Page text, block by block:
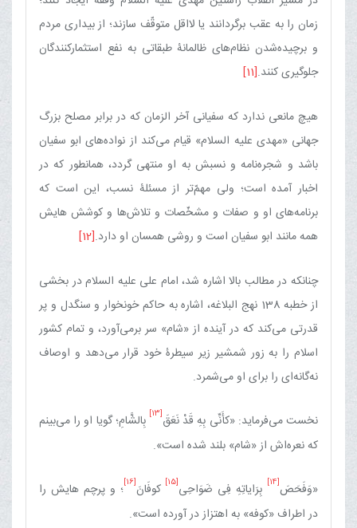
زمان را به عقب برگردانند یا لااقل متوقّف سازند؛ از بیداری مردم
و برچیده‌شدن نظام‌های ظالمانۀ طبقاتی به نفع استثمارکنندگان
جلوگیری کنند.[11]
هیچ مانعی ندارد که سفیانی آخر الزمان که در برابر مصلح بزرگ
جهانی «مهدی علیه السلام» قیام می‌کند از نواده‌های ابو سفیان
باشد و شجره‌نامه و نسبش به او منتهی گردد، همانطور که در
اخبار آمده است؛ ولی مهمّ‌تر از مسئلۀ نسب، این است که
برنامه‌های او و صفات و مشخّصات و تلاش‌ها و کوشش هایش
همه مانند ابو سفیان است و روشی همسان او دارد.[12]
چنانکه در مطالب بالا اشاره شد، امام علی علیه السلام در بخشی
از خطبه 138 نهج البلاغه، اشاره به حاکم خونخوار و سنگدل و پر
قدرتی می‌کند که در آینده از «شام» سر برمی‌آورد، و تمام کشور
اسلام را به زور شمشیر زیر سیطرۀ خود قرار می‌دهد و اوصاف
نه‌گانه‌ای را برای او می‌شمرد.
نخست می‌فرماید: «کأَنِّی‏ بِهِ‏ قَدْ نَعَقَ‏[13] بِالشَّامِ؛ گویا او را می‌بینم
که نعره‌اش از «شام» بلند شده است».
«وَفَحَصَ‏[14] بِرَایاتِهِ فِی ضَوَاحِی‏[15] کوفَانَ‏[16]؛ و پرچم هایش را
در اطراف «کوفه» به اهتزاز در آورده است».